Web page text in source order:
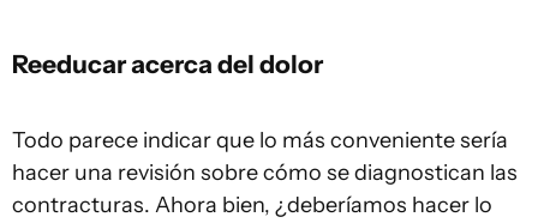
Reeducar acerca del dolor
Todo parece indicar que lo más conveniente sería
hacer una revisión sobre cómo se diagnostican las
contracturas. Ahora bien, ¿deberíamos hacer lo